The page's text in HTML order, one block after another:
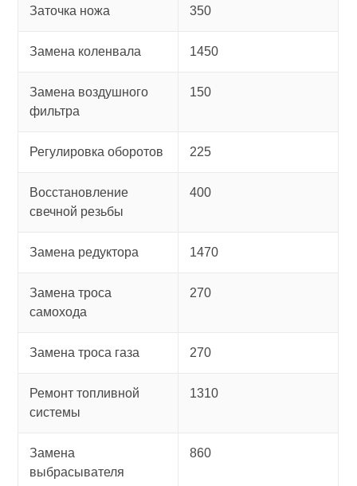
Заточка ножа 350
Замена коленвала 1450
Замена воздушного
фильтра
150
Регулировка оборотов 225
Восстановление
свечной резьбы
400
Замена редуктора 1470
Замена троса
самохода
270
Замена троса газа 270
Ремонт топливной
системы
1310
Замена
выбрасывателя
860